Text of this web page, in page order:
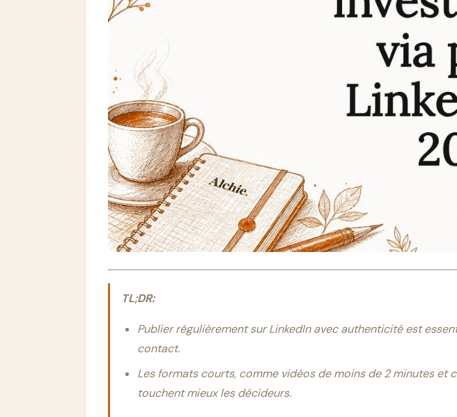
TL;DR:
Publier régulièrement sur LinkedIn avec authenticité est
contact.
Les formats courts, comme vidéos de moins de 2 minutes et
touchent mieux les décideurs.